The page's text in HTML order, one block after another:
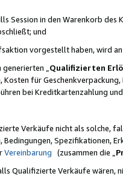
Session in den Warenkorb
und
vorgestellt haben, wird
„ Qualifizierten
für
bei Kreditkartenzahlung
Verkäufe nicht als solche,
Spezifikationen,
Vereinbarung (zusammen die „
Qualifizierte Verkäufe wären,